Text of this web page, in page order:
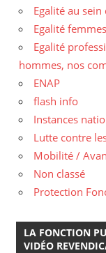
Egalité au
Egalité
Egalité
hommes, nos
ENAP
flash info
Instances
Lutte contre
Mobilité /
Non classé
Protection
LA FONCTION
VIDÉO